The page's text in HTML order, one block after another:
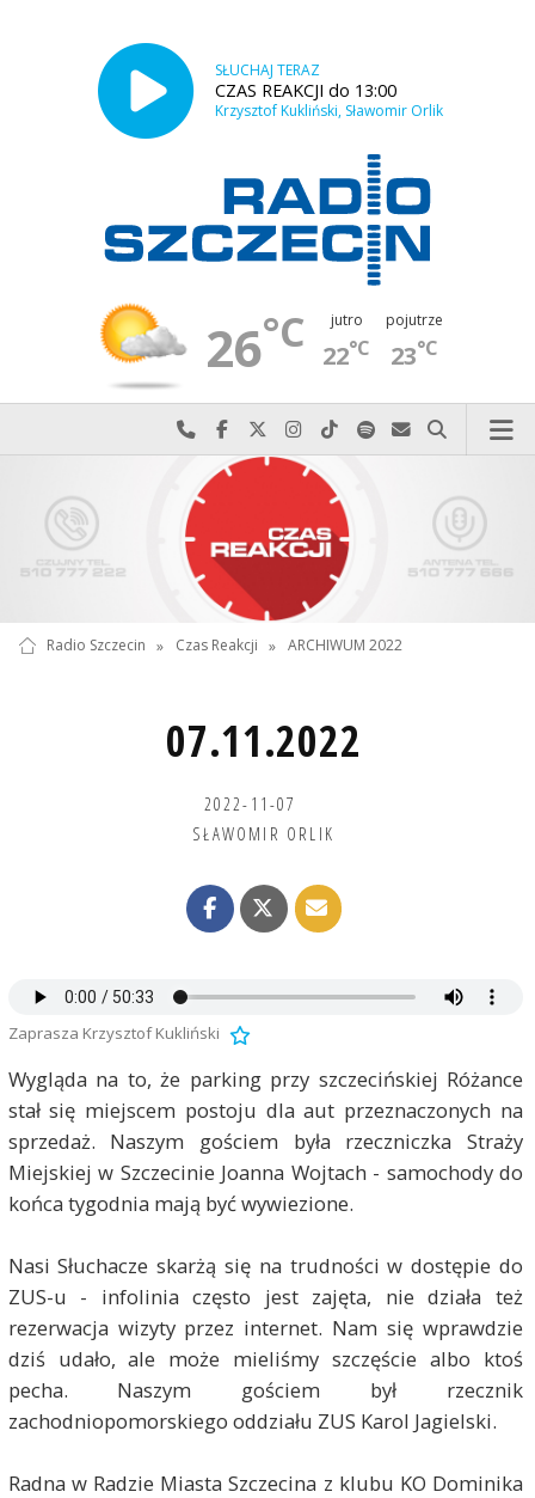
SŁUCHAJ TERAZ
CZAS REAKCJI do 13:00
Krzysztof Kukliński, Sławomir Orlik
26°C jutro
22°C
pojutrze
23°C
Najlepiej po prostu do nas zadzwoń
Odwiedź nas na Facebook-u
Odwiedź nas na X
Odwiedź nas na Instagram-ie
Odwiedź nas na TikTok-u
Szukaj nas na Spotify
Wyślij do nas
Szukaj
Radio Szczecin » Czas Reakcji » ARCHIWUM 2022
07.11.2022
2022-11-07
SŁAWOMIR ORLIK
Zaprasza Krzysztof Kukliński
Wygląda na to, że parking przy szczecińskiej Różance
stał się miejscem postoju dla aut przeznaczonych na
sprzedaż. Naszym gościem była rzeczniczka Straży
Miejskiej w Szczecinie Joanna Wojtach - samochody do
końca tygodnia mają być wywiezione.
Nasi Słuchacze skarżą się na trudności w dostępie do
ZUS-u - infolinia często jest zajęta, nie działa też
rezerwacja wizyty przez internet. Nam się wprawdzie
dziś udało, ale może mieliśmy szczęście albo ktoś
pecha. Naszym gościem był rzecznik
zachodniopomorskiego oddziału ZUS Karol Jagielski.
Radna w Radzie Miasta Szczecina z klubu KO Dominika